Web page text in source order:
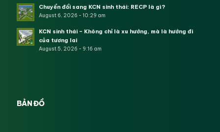
Chuyển đổi sang KCN sinh thái: RECP là gì?
August 6, 2026 - 10:29 am
KCN sinh thái – Không chỉ là xu hướng, mà là hướng đi
của tương lai
August 5, 2026 - 9:16 am
BẢN ĐỒ